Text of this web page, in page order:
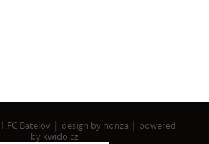
1.FC Batelov| design by honza | powered
by kwido.cz